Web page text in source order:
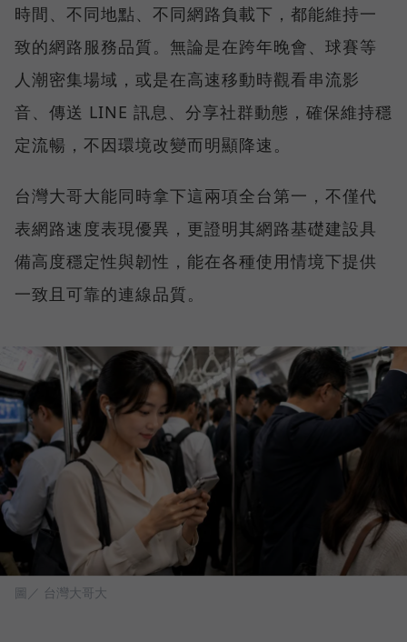
時間、不同地點、不同網路負載下，都能維持一
致的網路服務品質。無論是在跨年晚會、球賽等
人潮密集場域，或是在高速移動時觀看串流影
音、傳送 LINE 訊息、分享社群動態，確保維持穩
定流暢，不因環境改變而明顯降速。
台灣大哥大能同時拿下這兩項全台第一，不僅代
表網路速度表現優異，更證明其網路基礎建設具
備高度穩定性與韌性，能在各種使用情境下提供
一致且可靠的連線品質。
圖／ 台灣大哥大